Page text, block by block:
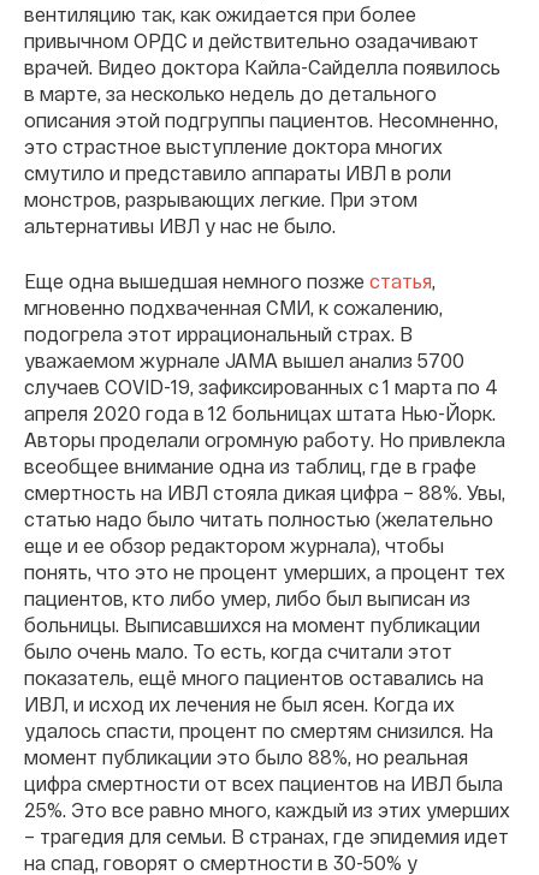
вентиляцию так, как ожидается при более
привычном ОРДС и действительно озадачивают
врачей. Видео доктора Кайла-Сайделла появилось
в марте, за несколько недель до детального
описания этой подгруппы пациентов. Несомненно,
это страстное выступление доктора многих
смутило и представило аппараты ИВЛ в роли
монстров, разрывающих легкие. При этом
альтернативы ИВЛ у нас не было.
Еще одна вышедшая немного позже статья
мгновенно подхваченная СМИ, к сожалению,
подогрела этот иррациональный страх. В
уважаемом журнале JAMA вышел анализ 5700
случаев COVID-19, зафиксированных с 1 марта по 4
апреля 2020 года в 12 больницах штата Нью-Йорк.
Авторы проделали огромную работу. Но привлекла
всеобщее внимание одна из таблиц, где в графе
смертность на ИВЛ стояла дикая цифра – 88%. Увы,
статью надо было читать полностью (желательно
еще и ее обзор редактором журнала), чтобы
понять, что это не процент умерших, а процент тех
пациентов, кто либо умер, либо был выписан из
больницы. Выписавшихся на момент публикации
было очень мало. То есть, когда считали этот
показатель, ещё много пациентов оставались на
ИВЛ, и исход их лечения не был ясен. Когда их
удалось спасти, процент по смертям снизился. На
момент публикации это было 88%, но реальная
цифра смертности от всех пациентов на ИВЛ была
25%. Это все равно много, каждый из этих умерших
– трагедия для семьи. В странах, где эпидемия идет
на спад, говорят о смертности в 30-50% у